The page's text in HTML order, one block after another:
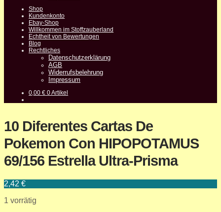
Shop
Kundenkonto
Ebay-Shop
Willkommen im Stoffzauberland
Echtheit von Bewertungen
Blog
Rechtliches
Datenschutzerklärung
AGB
Widerrufsbelehrung
Impressum
0,00€ 0 Artikel
10 Diferentes Cartas De
Pokemon Con HIPOPOTAMUS
69/156 Estrella Ultra-Prisma
2,42 €
1 vorrätig